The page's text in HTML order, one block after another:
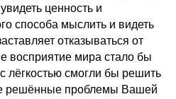
ценность и
способа мыслить и видеть
отказываться от
восприятие мира стало бы
лёгкостью смогли бы решить
решённые проблемы Вашей